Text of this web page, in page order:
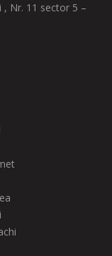
, Nr. 11 sector 5 –